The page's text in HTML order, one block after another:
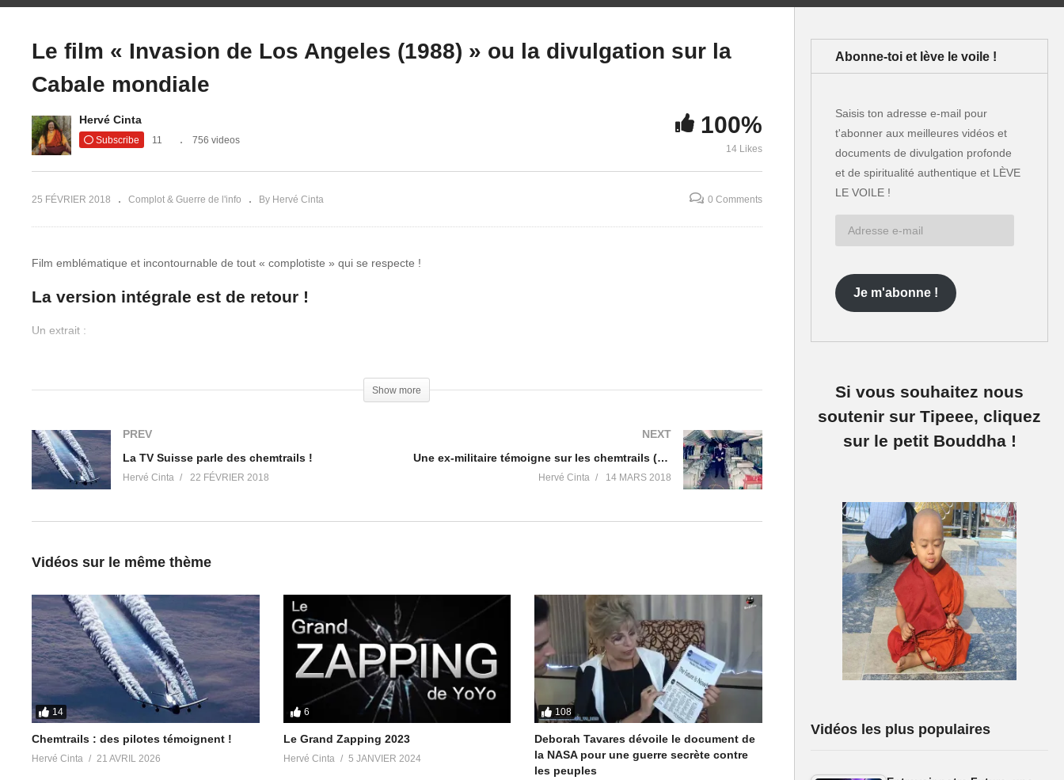
la théorie
Udo Ulfkotte, journaliste
contrôle de la presse
Le film « Invasion de Los Angeles (1988) » ou la divulgation sur la
Cabale mondiale
Hervé Cinta
Subscribe 11 756 videos
100%
14 Likes
25 FÉVRIER 2018 Complot & Guerre de l'info By Hervé Cinta 0 Comments
Film emblématique et incontournable de tout « complotiste » qui se respecte !
La version intégrale est de retour !
Un extrait :
Show more
PREV
La TV Suisse parle des chemtrails !
Hervé Cinta 22 FÉVRIER 2018
NEXT
Une ex-militaire témoigne sur les chemtrails (Géo-Ingénierie)
Hervé Cinta 14 MARS 2018
Vidéos sur le même thème
14
Chemtrails : des pilotes témoignent !
Hervé Cinta 21 AVRIL 2026
6
Le Grand Zapping 2023
Hervé Cinta 5 JANVIER 2024
108
Deborah Tavares dévoile le document de
la NASA pour une guerre secrète contre
les peuples
Abonne-toi et lève le voile !
Saisis ton adresse e-mail pour
t'abonner aux meilleures vidéos et
documents de divulgation profonde
et de spiritualité authentique et LÈVE
LE VOILE !
Je m'abonne !
Si vous souhaitez nous
soutenir sur Tipeee, cliquez
sur le petit Bouddha !
Vidéos les plus populaires